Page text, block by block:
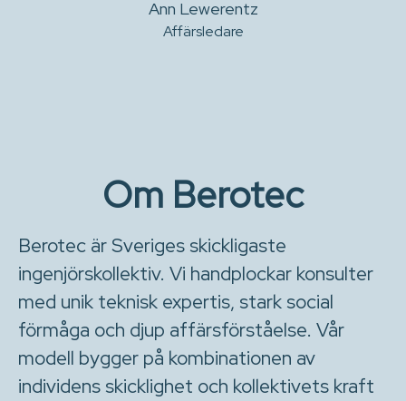
Ann Lewerentz
Affärsledare
Om Berotec
Berotec är Sveriges skickligaste
ingenjörskollektiv. Vi handplockar konsulter
med unik teknisk expertis, stark social
förmåga och djup affärsförståelse. Vår
modell bygger på kombinationen av
individens skicklighet och kollektivets kraft